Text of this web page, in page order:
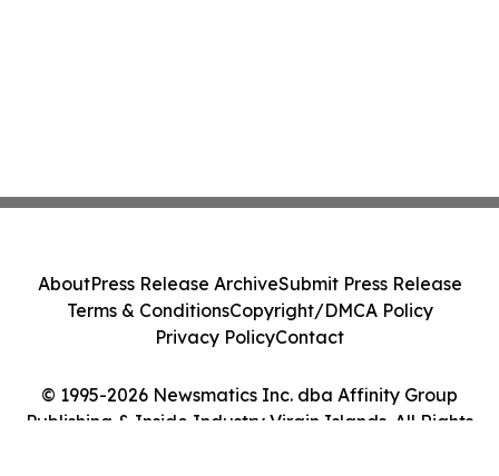
© 1995-2026 Newsmatics Inc. dba Affinity Group
Publishing & Inside Industry Virgin Islands. All Rights
AboutPress Release ArchiveSubmit Press Release
Terms & ConditionsCopyright/DMCA Policy
Privacy PolicyContact